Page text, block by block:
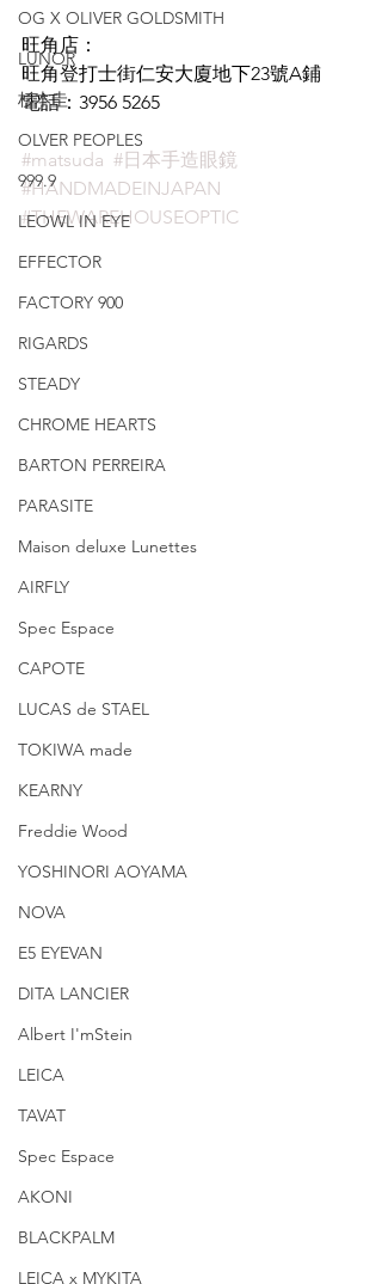
OG X OLIVER GOLDSMITH
LUNOR
杉本圭
OLVER PEOPLES
999.9
LEOWL IN EYE
EFFECTOR
FACTORY 900
RIGARDS
STEADY
CHROME HEARTS
BARTON PERREIRA
PARASITE
Maison deluxe Lunettes
AIRFLY
Spec Espace
CAPOTE
LUCAS de STAEL
TOKIWA made
KEARNY
Freddie Wood
YOSHINORI AOYAMA
NOVA
E5 EYEVAN
DITA LANCIER
Albert I'mStein
LEICA
TAVAT
Spec Espace
AKONI
BLACKPALM
LEICA x MYKITA
旺角店：
旺角登打士街仁安大廈地下23號A鋪
電話：3956 5265
#matsuda #日本手造眼鏡
#HANDMADEINJAPAN
#THEWAREHOUSEOPTIC